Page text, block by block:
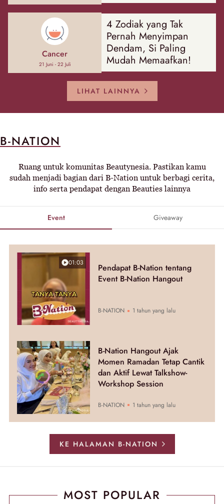
Cancer
21 Juni - 22 Juli
4 Zodiak yang Tak
Pernah Menyimpan
Dendam, Si Paling
Mudah Memaafkan!
LIHAT LAINNYA
B-NATION
Ruang untuk komunitas Beautynesia. Pastikan kamu
sudah menjadi bagian dari B-Nation untuk berbagi cerita,
info serta pendapat dengan Beauties lainnya
Event Giveaway
01:03
Pendapat B-Nation tentang
Event B-Nation Hangout
B-NATION 1 tahun yang lalu
B-Nation Hangout Ajak
Momen Ramadan Tetap Cantik
dan Aktif Lewat Talkshow-
Workshop Session
B-NATION 1 tahun yang lalu
KE HALAMAN B-NATION
MOST POPULAR